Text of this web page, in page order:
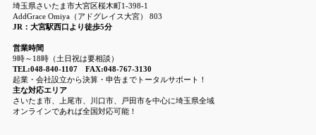
埼玉県さいたま市大宮区桜木町1-398-1
AddGrace Omiya（アドグレイス大宮） 803
JR：大宮駅西口より徒歩5分
営業時間
9時～18時（土日祝は要相談）
TEL:048-840-1107 FAX:048-767-3130
起業・会社設立から決算・申告までトータルサポート！
主な対応エリア
さいたま市、上尾市、川口市、戸田市を中心に埼玉県全域
オンラインであれば全国対応可能！